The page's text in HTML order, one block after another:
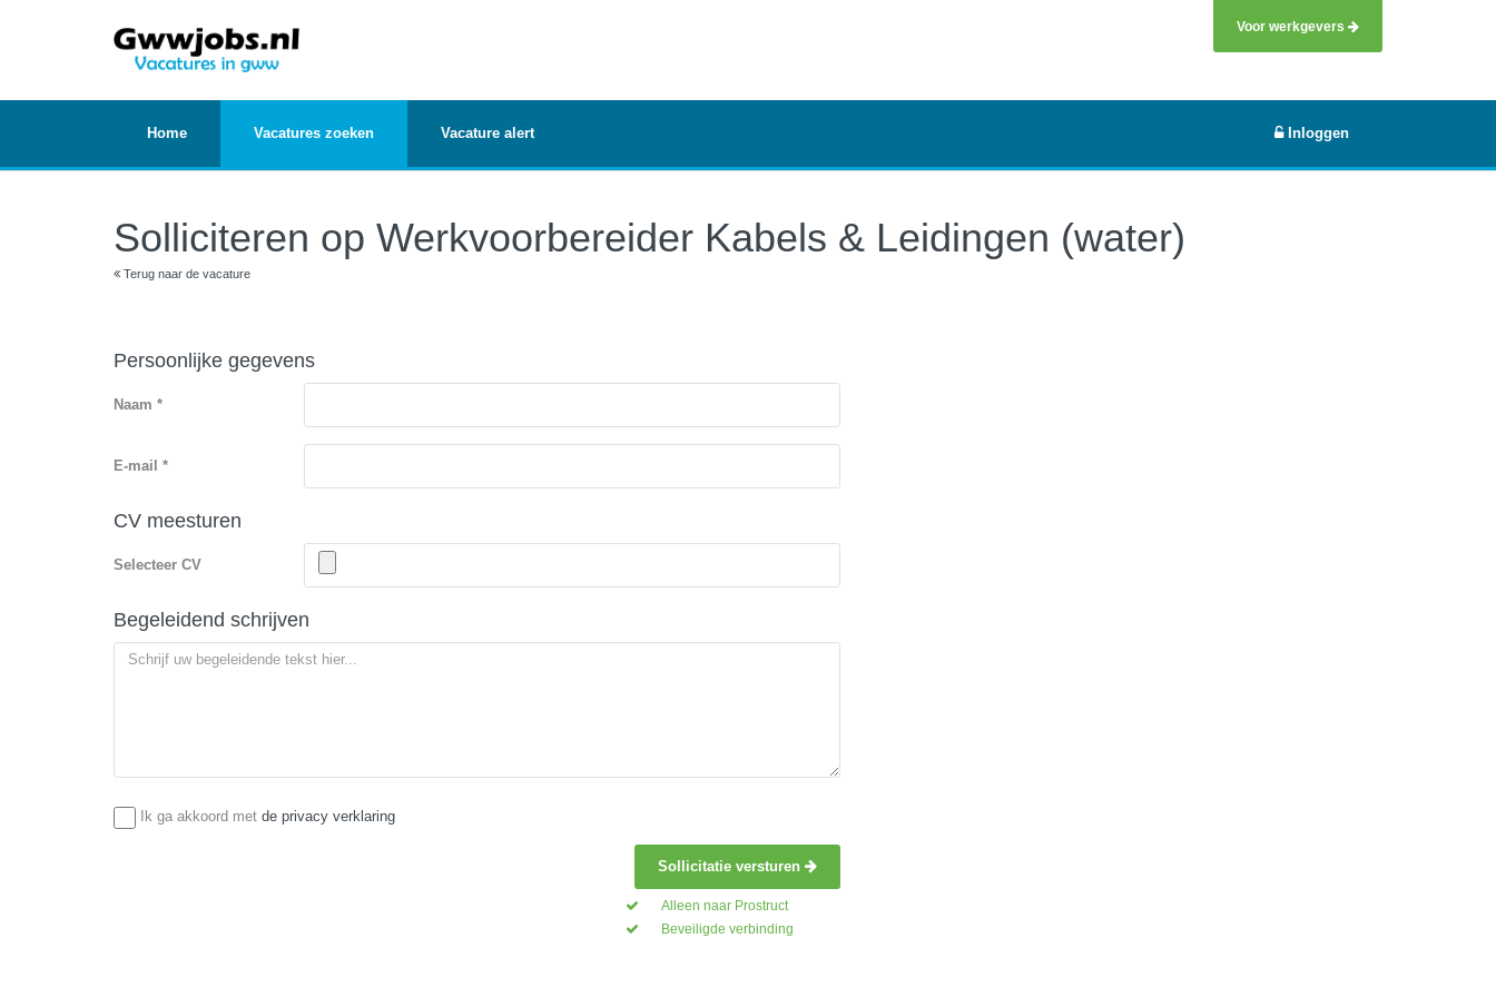
Voor werkgevers
Home Vacatures zoeken Vacature alert Inloggen
Solliciteren op Werkvoorbereider Kabels & Leidingen (water)
Terug naar de vacature
Persoonlijke gegevens
Naam *
E-mail *
CV meesturen
Selecteer CV
Begeleidend schrijven
Ik ga akkoord met de privacy verklaring
Sollicitatie versturen
Alleen naar Prostruct
Beveiligde verbinding